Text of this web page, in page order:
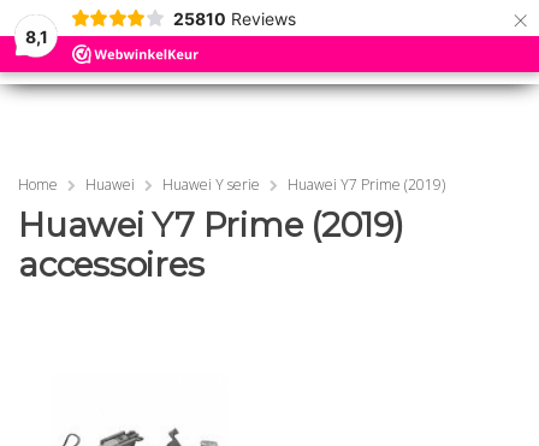
8,1
25810 Reviews ×
MENU
MENU
Home Huawei Huawei Y serie Huawei Y7 Prime (2019)
Huawei Y7 Prime (2019)
accessoires